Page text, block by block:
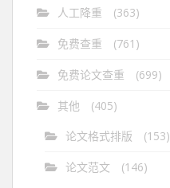
人工降重 (363)
免费查重 (761)
免费论文查重 (699)
其他
(405)
论文格式排版
(153)
论文范文 (146)